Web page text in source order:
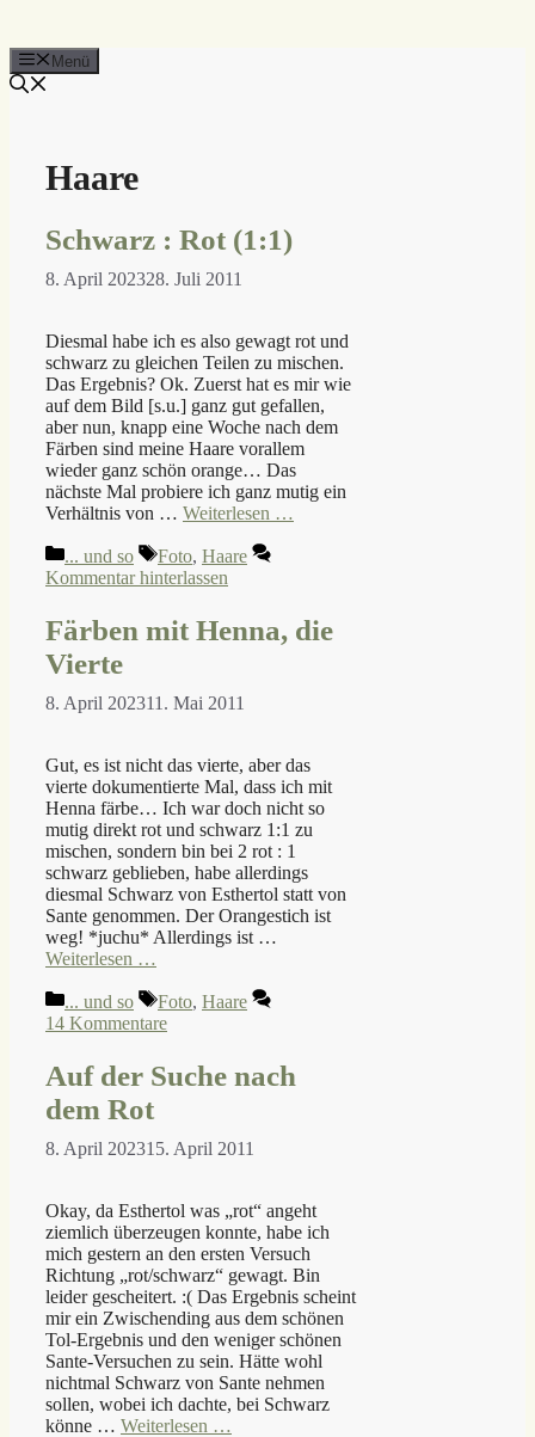
Menü
Haare
Schwarz : Rot (1:1)
8. April 202328. Juli 2011
Diesmal habe ich es also gewagt rot und
schwarz zu gleichen Teilen zu mischen.
Das Ergebnis? Ok. Zuerst hat es mir wie
auf dem Bild [s.u.] ganz gut gefallen,
aber nun, knapp eine Woche nach dem
Färben sind meine Haare vorallem
wieder ganz schön orange… Das
nächste Mal probiere ich ganz mutig ein
Verhältnis von … Weiterlesen …
Kategorien
... und so Schlagwörter
Foto, Haare
Kommentar hinterlassen
Färben mit Henna, die
Vierte
8. April 202311. Mai 2011
Gut, es ist nicht das vierte, aber das
vierte dokumentierte Mal, dass ich mit
Henna färbe… Ich war doch nicht so
mutig direkt rot und schwarz 1:1 zu
mischen, sondern bin bei 2 rot : 1
schwarz geblieben, habe allerdings
diesmal Schwarz von Esthertol statt von
Sante genommen. Der Orangestich ist
weg! *juchu* Allerdings ist …
Weiterlesen …
Kategorien
... und so Schlagwörter
Foto, Haare
14 Kommentare
Auf der Suche nach
dem Rot
8. April 202315. April 2011
Okay, da Esthertol was „rot“ angeht
ziemlich überzeugen konnte, habe ich
mich gestern an den ersten Versuch
Richtung „rot/schwarz“ gewagt. Bin
leider gescheitert. :( Das Ergebnis scheint
mir ein Zwischending aus dem schönen
Tol-Ergebnis und den weniger schönen
Sante-Versuchen zu sein. Hätte wohl
nichtmal Schwarz von Sante nehmen
sollen, wobei ich dachte, bei Schwarz
könne … Weiterlesen …